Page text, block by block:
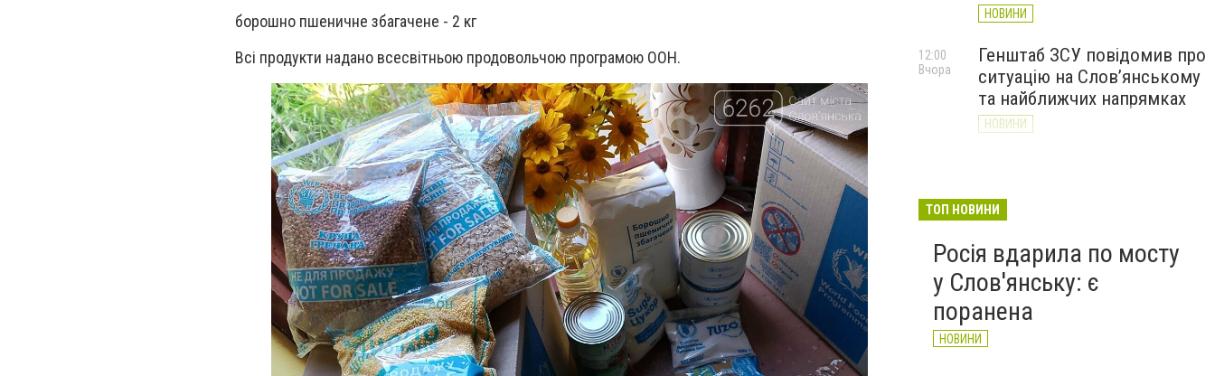
борошно пшеничне збагачене - 2 кг
Всі продукти надано всесвітньою продовольчою програмою ООН.
НОВИНИ
Генштаб ЗСУ повідомив про
ситуацію на Слов’янському
та найближчих напрямках
НОВИНИ
12:00
Вчора
великої війни: 7 серпня
ТОП НОВИНИ
Росія вдарила по мосту
у Слов'янську: є
поранена
НОВИНИ